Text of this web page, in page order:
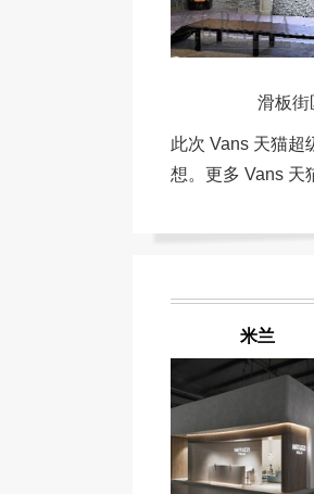
滑板街区
此次 Vans 天猫超
想。更多 Vans 天
米兰